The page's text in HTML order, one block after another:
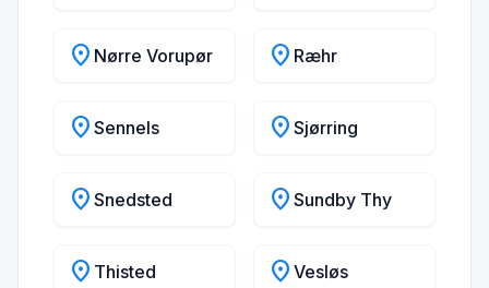
location_on Nørre Vorupør location_on Ræhr
location_on Sennels location_on Sjørring
location_on Snedsted location_on Sundby Thy
location_on Thisted location_on Vesløs